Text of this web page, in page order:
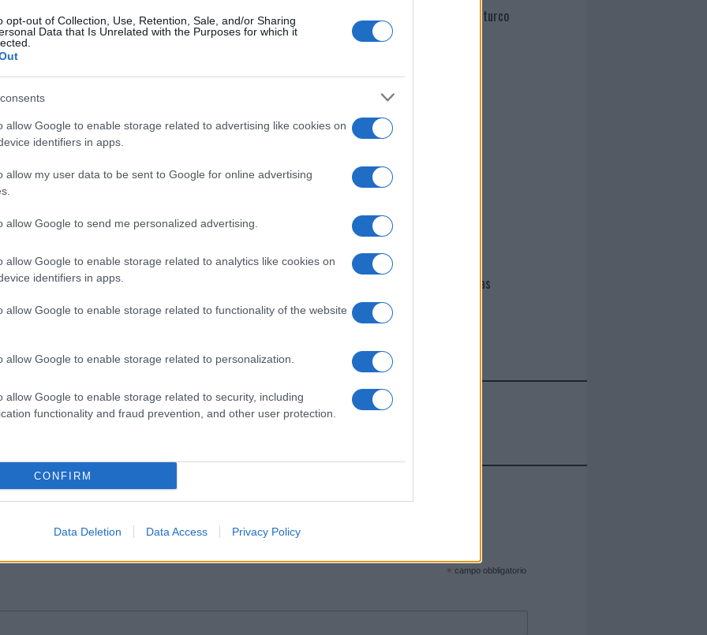
opt-out of Collection, Use, Retention, Sale, and/or Sharing
Data that Is Unrelated with the Purposes for which it
allow Google to enable storage related to advertising like cookies on
identifiers in apps.
allow my user data to be sent to Google for online advertising
allow Google to send me personalized advertising.
allow Google to enable storage related to analytics like cookies on
identifiers in apps.
allow Google to enable storage related to functionality of the website
allow Google to enable storage related to personalization.
allow Google to enable storage related to security, including
functionality and fraud prevention, and other user protection.
CONFIRM
Data Deletion Data Access Privacy Policy
di GalluraOggi.it
news daGoogle News
Prossimo articolo
Martina Agostina Diturco
I nostri cari
I nostri cari
Giovannimaria Cabras
Invia un Comunicato Stampa|Pubblicità|Segnala
e ricevi le nostre email periodiche contenenti le ultime notizie pubblicate sul sito web!
* campo obbligatorio